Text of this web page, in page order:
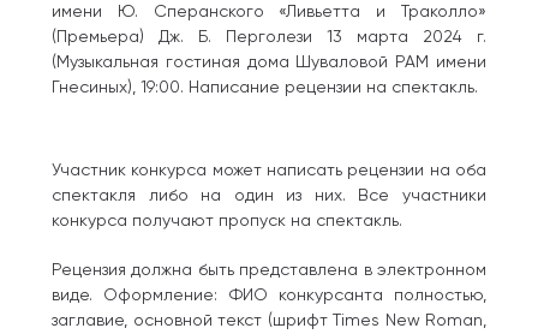
имени Ю. Сперанского «Ливьетта и Траколло»
(Премьера) Дж. Б. Перголези 13 марта 2024 г.
(Музыкальная гостиная дома Шуваловой РАМ имени
Гнесиных), 19:00. Написание рецензии на спектакль.
Участник конкурса может написать рецензии на оба
спектакля либо на один из них. Все участники
конкурса получают пропуск на спектакль.
Рецензия должна быть представлена в электронном
виде. Оформление: ФИО конкурсанта полностью,
заглавие, основной текст (шрифт Times New Roman,